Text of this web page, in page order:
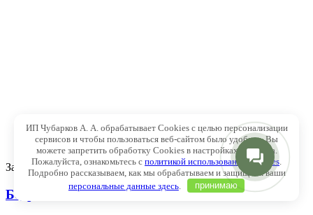
Закрыть
Бедренец большой Rosea
ИП Чубарков А. А. обрабатывает Cookies с целью персонализации
сервисов и чтобы пользоваться веб-сайтом было удобнее. Вы
можете запретить обработку Cookies в настройках браузера.
Пожалуйста, ознакомьтесь с политикой использования Cookies
Подробно рассказываем, как мы обрабатываем и защищаем ваши
персональные данные здесь. принимаю